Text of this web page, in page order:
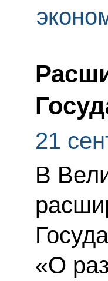
21
В
«О